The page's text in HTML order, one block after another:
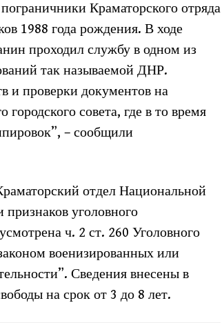
Краматорского отряда
1988 года рождения. В ходе
проходил службу в одном из
так называемой ДНР.
и проверки документов на
совета, где в то время
– сообщили
отдел Национальной
уголовного
ч. 2 ст. 260 Уголовного
военизированных или
Сведения внесены в
на срок от 3 до 8 лет.